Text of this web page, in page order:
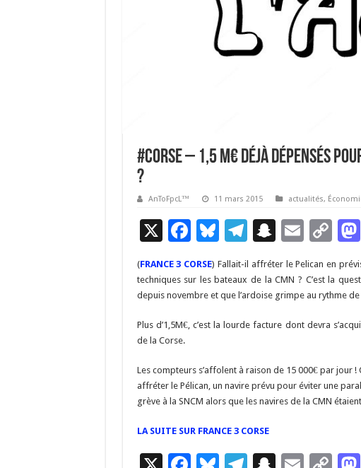
#Corse – 1,5 M€ déjà dépensés
?
AnToFpcL™ 11 mars 2015 actualités,
X F
e
b
o
k
Bl
u
es
ky
T
el
e
gr
a
S
n
a
p
c
at
E
m
ai
l
C
p
y
Li
k
(FRANCE 3 CORSE) Fallait-il affréter le Pelican en
techniques sur les bateaux de la CMN ? C’est la
depuis novembre et que l’ardoise grimpe au rythme
Plus d’1,5M€, c’est la lourde facture dont devra
de la Corse.
Les compteurs s’affolent à raison de 15 000€ par jour !
affréter le Pélican, un navire prévu pour éviter une
grève à la SNCM alors que les navires de la CMN
LA SUITE SUR FRANCE 3 CORSE